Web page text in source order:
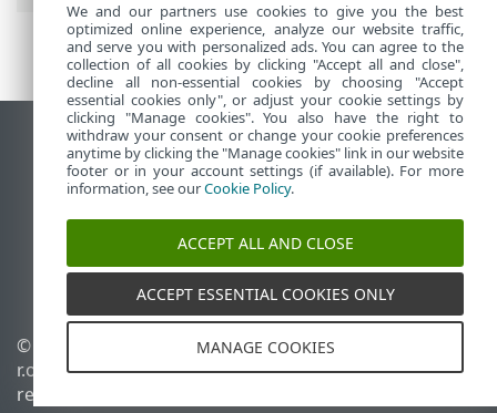
Ver sitio del escritorio
End of Life
Base de conocimiento de ESET
Foro de ESET
ESET Status Portal
Soporte regional
© 1992 - 2025 ESET, spol. s
r.o. - Todos los derechos
reservados.
Administrar perfiles
Política de cookies
We and our partners use cookies to give you the best
optimized online experience, analyze our website traffic,
and serve you with personalized ads. You can agree to the
collection of all cookies by clicking "Accept all and close",
decline all non-essential cookies by choosing "Accept
essential cookies only", or adjust your cookie settings by
clicking "Manage cookies". You also have the right to
withdraw your consent or change your cookie preferences
anytime by clicking the "Manage cookies" link in our website
footer or in your account settings (if available). For more
information, see ourCookie Policy.
ACCEPT ALL AND CLOSE
ACCEPT ESSENTIAL COOKIES ONLY
MANAGE COOKIES